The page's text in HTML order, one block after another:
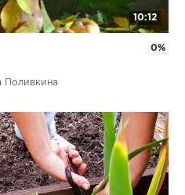
10:12
Поливкина
0%